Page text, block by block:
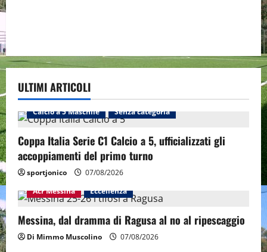
ULTIMI ARTICOLI
Calcio a 5 Maschile Senza categoria
Coppa Italia Serie C1 Calcio a 5, ufficializzati gli
accoppiamenti del primo turno
sportjonico
07/08/2026
Acr Messina
Eccellenza
Messina, dal dramma di Ragusa al no al ripescaggio
Di Mimmo Muscolino
07/08/2026